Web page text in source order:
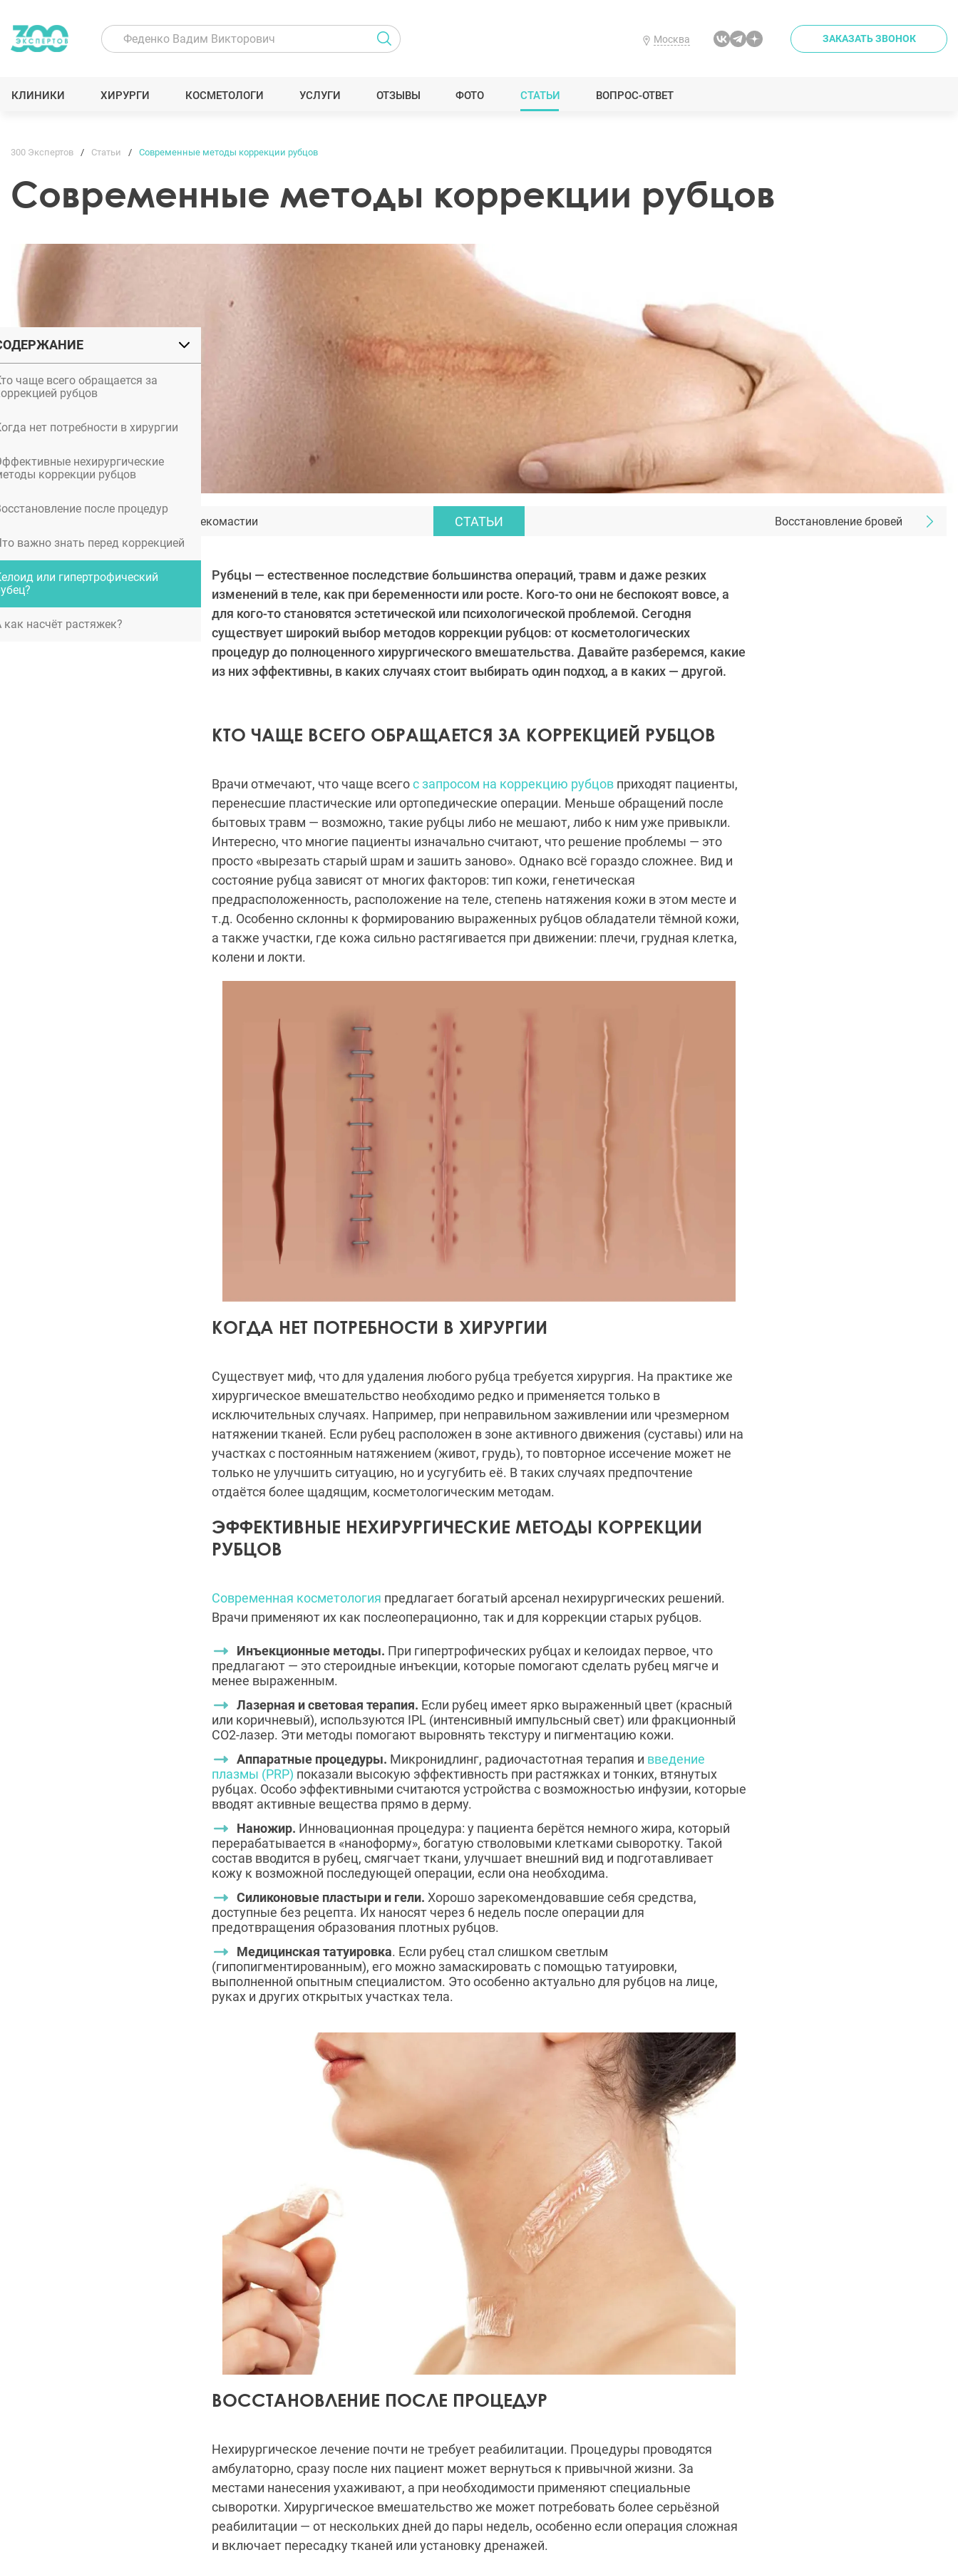
Москва ЗАКАЗАТЬ ЗВОНОК
КЛИНИКИ ХИРУРГИ КОСМЕТОЛОГИ УСЛУГИ ОТЗЫВЫ ФОТО СТАТЬИ ВОПРОС-ОТВЕТ
чаще всего обращается за
рубцов
нет потребности в хирургии
нехирургические
коррекции рубцов
после процедур
важно знать перед коррекцией
или гипертрофический
как насчёт растяжек?
300 Экспертов Статьи Современные методы коррекции рубцов
Современные методы коррекции рубцов
Операция по удалению гинекомастии СТАТЬИ Восстановление бровей
Рубцы — естественное последствие большинства операций, травм и даже резких
изменений в теле, как при беременности или росте. Кого-то они не беспокоят вовсе, а
для кого-то становятся эстетической или психологической проблемой. Сегодня
существует широкий выбор методов коррекции рубцов: от косметологических
процедур до полноценного хирургического вмешательства. Давайте разберемся, какие
из них эффективны, в каких случаях стоит выбирать один подход, а в каких — другой.
КТО ЧАЩЕ ВСЕГО ОБРАЩАЕТСЯ ЗА КОРРЕКЦИЕЙ РУБЦОВ
Врачи отмечают, что чаще всегос запросом на коррекцию рубцов приходят пациенты,
перенесшие пластические или ортопедические операции. Меньше обращений после
бытовых травм — возможно, такие рубцы либо не мешают, либо к ним уже привыкли.
Интересно, что многие пациенты изначально считают, что решение проблемы — это
просто «вырезать старый шрам и зашить заново». Однако всё гораздо сложнее. Вид и
состояние рубца зависят от многих факторов: тип кожи, генетическая
предрасположенность, расположение на теле, степень натяжения кожи в этом месте и
т.д. Особенно склонны к формированию выраженных рубцов обладатели тёмной кожи,
а также участки, где кожа сильно растягивается при движении: плечи, грудная клетка,
колени и локти.
КОГДА НЕТ ПОТРЕБНОСТИ В ХИРУРГИИ
Существует миф, что для удаления любого рубца требуется хирургия. На практике же
хирургическое вмешательство необходимо редко и применяется только в
исключительных случаях. Например, при неправильном заживлении или чрезмерном
натяжении тканей. Если рубец расположен в зоне активного движения (суставы) или на
участках с постоянным натяжением (живот, грудь), то повторное иссечение может не
только не улучшить ситуацию, но и усугубить её. В таких случаях предпочтение
отдаётся более щадящим, косметологическим методам.
ЭФФЕКТИВНЫЕ НЕХИРУРГИЧЕСКИЕ МЕТОДЫ КОРРЕКЦИИ
РУБЦОВ
Современная косметология предлагает богатый арсенал нехирургических решений.
Врачи применяют их как послеоперационно, так и для коррекции старых рубцов.
Инъекционные методы. При гипертрофических рубцах и келоидах первое, что
предлагают — это стероидные инъекции, которые помогают сделать рубец мягче и
менее выраженным.
Лазерная и световая терапия. Если рубец имеет ярко выраженный цвет (красный
или коричневый), используются IPL (интенсивный импульсный свет) или фракционный
CO2-лазер. Эти методы помогают выровнять текстуру и пигментацию кожи.
Аппаратные процедуры. Микронидлинг, радиочастотная терапия и введение
плазмы (PRP) показали высокую эффективность при растяжках и тонких, втянутых
рубцах. Особо эффективными считаются устройства с возможностью инфузии, которые
вводят активные вещества прямо в дерму.
Наножир. Инновационная процедура: у пациента берётся немного жира, который
перерабатывается в «наноформу», богатую стволовыми клетками сыворотку. Такой
состав вводится в рубец, смягчает ткани, улучшает внешний вид и подготавливает
кожу к возможной последующей операции, если она необходима.
Силиконовые пластыри и гели. Хорошо зарекомендовавшие себя средства,
доступные без рецепта. Их наносят через 6 недель после операции для
предотвращения образования плотных рубцов.
Медицинская татуировка. Если рубец стал слишком светлым
(гипопигментированным), его можно замаскировать с помощью татуировки,
выполненной опытным специалистом. Это особенно актуально для рубцов на лице,
руках и других открытых участках тела.
ВОССТАНОВЛЕНИЕ ПОСЛЕ ПРОЦЕДУР
Нехирургическое лечение почти не требует реабилитации. Процедуры проводятся
амбулаторно, сразу после них пациент может вернуться к привычной жизни. За
местами нанесения ухаживают, а при необходимости применяют специальные
сыворотки. Хирургическое вмешательство же может потребовать более серьёзной
реабилитации — от нескольких дней до пары недель, особенно если операция сложная
и включает пересадку тканей или установку дренажей.